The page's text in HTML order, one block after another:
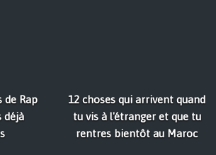
de Rap
déjà
12 choses qui arrivent quand
tu vis à l'étranger et que tu
rentres bientôt au Maroc